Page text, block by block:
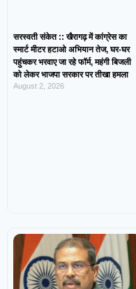
सरस्वती संकेत :: खैरागढ़ में कांग्रेस का
स्मार्ट मीटर हटाओ अभियान तेज, घर-घर
पहुंचकर भरवाए जा रहे फॉर्म, महंगी बिजली
को लेकर भाजपा सरकार पर तीखा हमला
August 2, 2026